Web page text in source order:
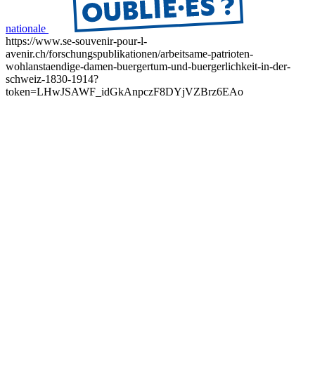
nationale
https://www.se-souvenir-pour-l-
avenir.ch/forschungspublikationen/arbeitsame-patrioten-
wohlanstaendige-damen-buergertum-und-buergerlichkeit-in-der-
schweiz-1830-1914?
token=LHwJSAWF_idGkAnpczF8DYjVZBrz6EAo